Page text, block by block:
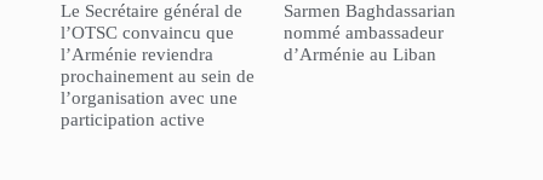
Le Secrétaire général de
l’OTSC convaincu que
l’Arménie reviendra
prochainement au sein de
l’organisation avec une
participation active
Sarmen Baghdassarian
nommé ambassadeur
d’Arménie au Liban